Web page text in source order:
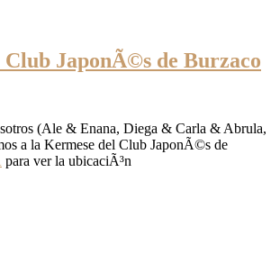
Club JaponÃ©s de Burzaco
(Ale & Enana, Diega & Carla & Abrula,
a la Kermese del Club JaponÃ©s de
para ver la ubicaciÃ³n